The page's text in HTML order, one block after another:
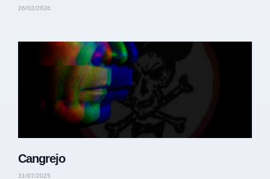
26/02/2026
Cangrejo
31/07/2025